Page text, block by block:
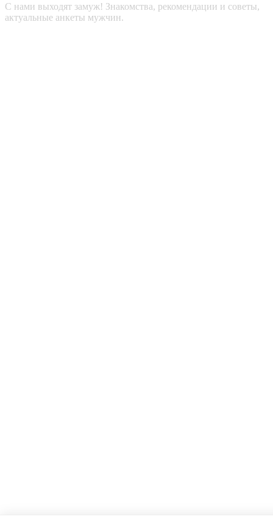
С нами выходят замуж! Знакомства, рекомендации и советы,
актуальные анкеты мужчин.